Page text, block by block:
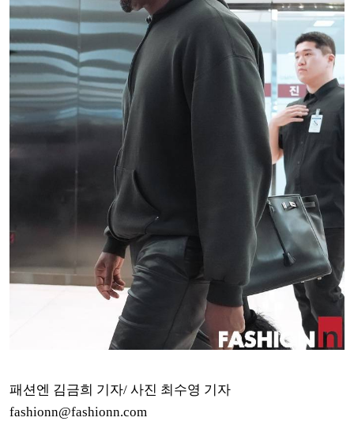
패션엔 김금희 기자/ 사진 최수영 기자
fashionn@fashionn.com